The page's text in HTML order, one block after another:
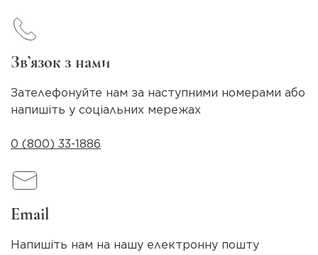
Зв’язок з нами
Зателефонуйте нам за наступними номерами або
напишіть у соціальних мережах
0 (800) 33-1886
Email
Напишіть нам на нашу електронну пошту